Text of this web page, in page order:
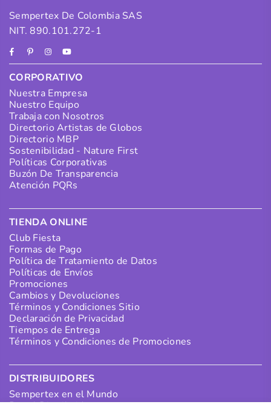
Sempertex De Colombia SAS
NIT. 890.101.272-1
FacebookPinterestInstagram
YouTube
CORPORATIVO
Nuestra Empresa
Nuestro Equipo
Trabaja con Nosotros
Directorio Artistas de Globos
Directorio MBP
Sostenibilidad - Nature First
Políticas Corporativas
Buzón De Transparencia
Atención PQRs
TIENDA ONLINE
Club Fiesta
Formas de Pago
Política de Tratamiento de Datos
Políticas de Envíos
Promociones
Cambios y Devoluciones
Términos y Condiciones Sitio
Declaración de Privacidad
Tiempos de Entrega
Términos y Condiciones de Promociones
DISTRIBUIDORES
Sempertex en el Mundo
Portal Distribuidores